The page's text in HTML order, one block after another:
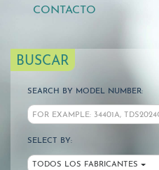
CONTACTO
BUSCAR
SEARCH BY MODEL NUMBER:
SELECT BY:
TODOS LOS FABRICANTES